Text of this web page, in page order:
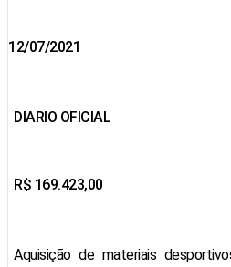
12/07/2021
DIARIO OFICIAL
R$ 169.423,00
Aquisição de materiais